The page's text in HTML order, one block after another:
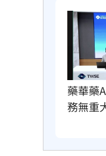
藥華藥
務無重